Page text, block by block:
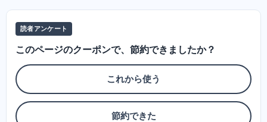
読者アンケート
このページのクーポンで、節約できましたか？
これから使う
節約できた